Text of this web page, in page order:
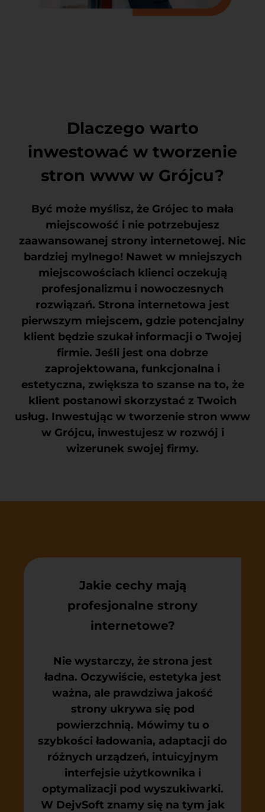
Dlaczego warto
inwestować w tworzenie
stron www w Grójcu?
Być może myślisz, że Grójec to mała
miejscowość i nie potrzebujesz
zaawansowanej strony internetowej. Nic
bardziej mylnego! Nawet w mniejszych
miejscowościach klienci oczekują
profesjonalizmu i nowoczesnych
rozwiązań. Strona internetowa jest
pierwszym miejscem, gdzie potencjalny
klient będzie szukał informacji o Twojej
firmie. Jeśli jest ona dobrze
zaprojektowana, funkcjonalna i
estetyczna, zwiększa to szanse na to, że
klient postanowi skorzystać z Twoich
usług. Inwestując w tworzenie stron www
w Grójcu, inwestujesz w rozwój i
wizerunek swojej firmy.
Jakie cechy mają
profesjonalne strony
internetowe?
Nie wystarczy, że strona jest
ładna. Oczywiście, estetyka jest
ważna, ale prawdziwa jakość
strony ukrywa się pod
powierzchnią. Mówimy tu o
szybkości ładowania, adaptacji do
różnych urządzeń, intuicyjnym
interfejsie użytkownika i
optymalizacji pod wyszukiwarki.
W DejvSoft znamy się na tym jak